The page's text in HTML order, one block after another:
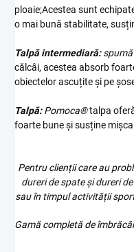
ploaie;Acestea sunt
o mai bună stabilitate,
Talpă intermediară: spumă
călcâi, acestea absorb
obiectelor ascuțite și pe
Talpă:Pomoca®talpa
foarte bune și susține
Pentru clienții care au
dureri de spate și dureri
sau în timpul activității
Gamă completă de